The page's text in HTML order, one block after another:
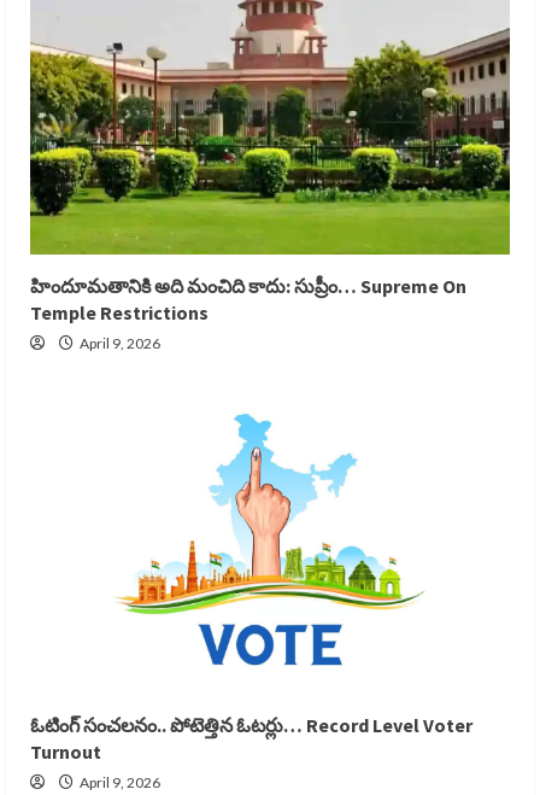
హిందూమతానికి అది మంచిది కాదు: సుప్రీం… Supreme On
Temple Restrictions
April 9, 2026
ఓటింగ్ సంచలనం.. పోటెత్తిన ఓటర్లు… Record Level Voter
Turnout
April 9, 2026